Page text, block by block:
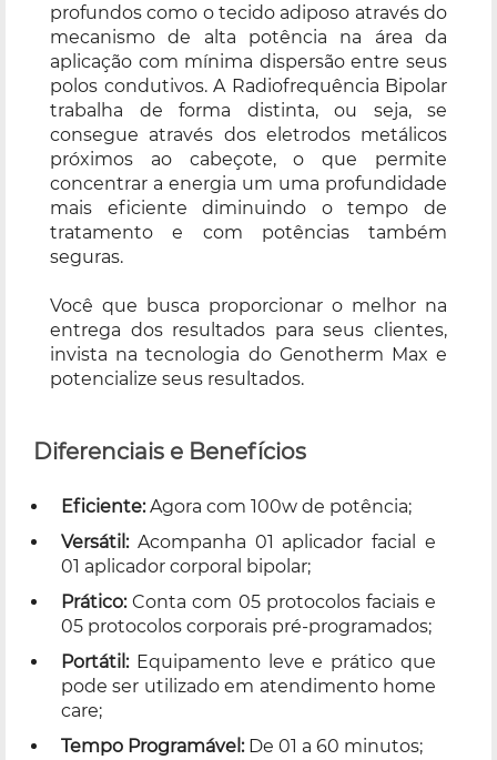
profundos como o tecido adiposo através do
mecanismo de alta potência na área da
aplicação com mínima dispersão entre seus
polos condutivos. A Radiofrequência Bipolar
trabalha de forma distinta, ou seja, se
consegue através dos eletrodos metálicos
próximos ao cabeçote, o que permite
concentrar a energia um uma profundidade
mais eficiente diminuindo o tempo de
tratamento e com potências também
seguras.
Você que busca proporcionar o melhor na
entrega dos resultados para seus clientes,
invista na tecnologia do Genotherm Max e
potencialize seus resultados.
Diferenciais e Benefícios
Eficiente:Agora com 100w de potência;
Versátil:Acompanha 01 aplicador facial e
01 aplicador corporal bipolar;
Prático:Conta com 05 protocolos faciais e
05 protocolos corporais pré-programados;
Portátil:Equipamento leve e prático que
pode ser utilizado em atendimento home
care;
Tempo Programável:De 01 a 60 minutos;